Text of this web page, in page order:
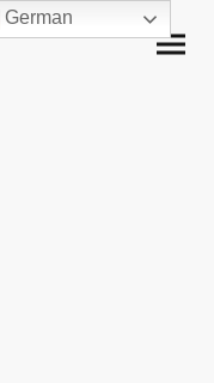
German